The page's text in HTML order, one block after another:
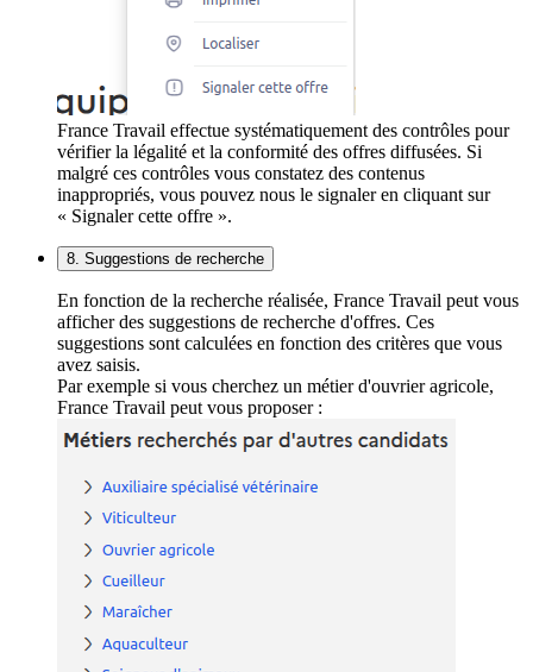
France Travail effectue systématiquement des contrôles pour
vérifier la légalité et la conformité des offres diffusées. Si
malgré ces contrôles vous constatez des contenus
inappropriés, vous pouvez nous le signaler en cliquant sur
« Signaler cette offre ».
8. Suggestions de recherche
En fonction de la recherche réalisée, France Travail peut vous
afficher des suggestions de recherche d'offres. Ces
suggestions sont calculées en fonction des critères que vous
avez saisis.
Par exemple si vous cherchez un métier d'ouvrier agricole,
France Travail peut vous proposer :